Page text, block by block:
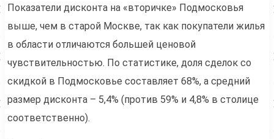
Показатели дисконта на «вторичке» Подмосковья
выше, чем в старой Москве, так как покупатели жилья
в области отличаются большей ценовой
чувствительностью. По статистике, доля сделок со
скидкой в Подмосковье составляет 68%, а средний
размер дисконта – 5,4% (против 59% и 4,8% в столице
соответственно).